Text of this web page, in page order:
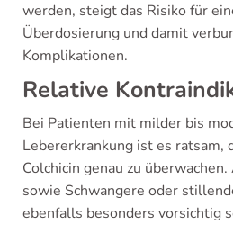
werden, steigt das Risiko für
Überdosierung und damit
Komplikationen.
Relative
Bei Patienten mit milder bis
Lebererkrankung ist es ratsam,
Colchicin genau zu
sowie Schwangere oder
ebenfalls besonders vorsichtig